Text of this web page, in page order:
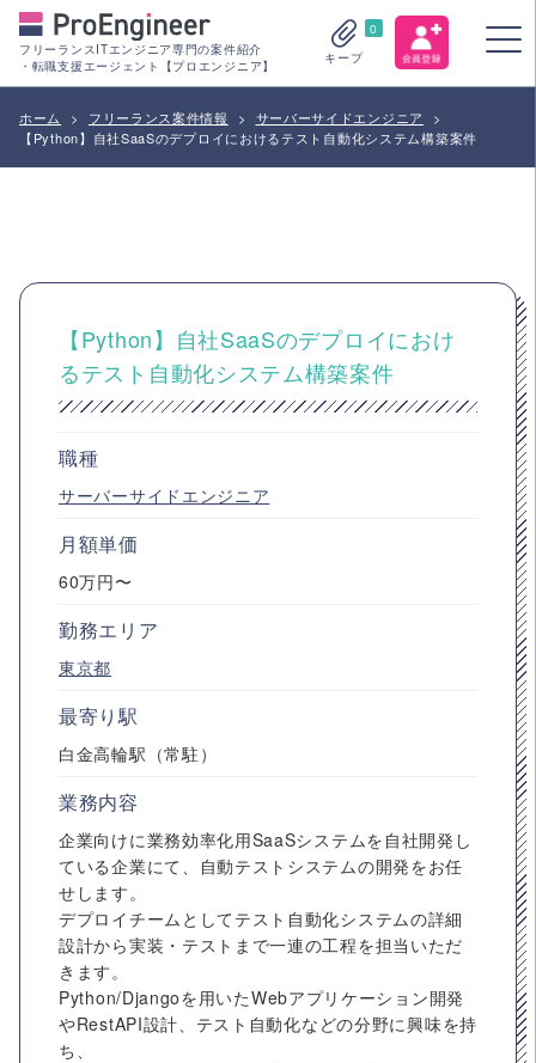
フリーランスITエンジニア専門の案件紹介
・転職支援エージェント【プロエンジニア】
0
キープ
ホーム > フリーランス案件情報 > サーバーサイドエンジニア
>
【Python】自社SaaSのデプロイにおけるテスト自動化システム構築案件
【Python】自社SaaSのデプロイにおけ
るテスト自動化システム構築案件
職種
サーバーサイドエンジニア
月額単価
60万円〜
勤務エリア
東京都
最寄り駅
白金高輪駅（常駐）
業務内容
企業向けに業務効率化用SaaSシステムを自社開発し
ている企業にて、自動テストシステムの開発をお任
せします。
デプロイチームとしてテスト自動化システムの詳細
設計から実装・テストまで一連の工程を担当いただ
きます。
Python/Djangoを用いたWebアプリケーション開発
やRestAPI設計、テスト自動化などの分野に興味を持
ち、